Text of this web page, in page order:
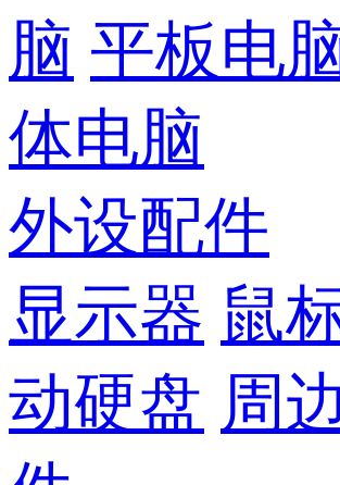
脑 平板电
体电脑
外设配件
显示器 鼠
动硬盘 周